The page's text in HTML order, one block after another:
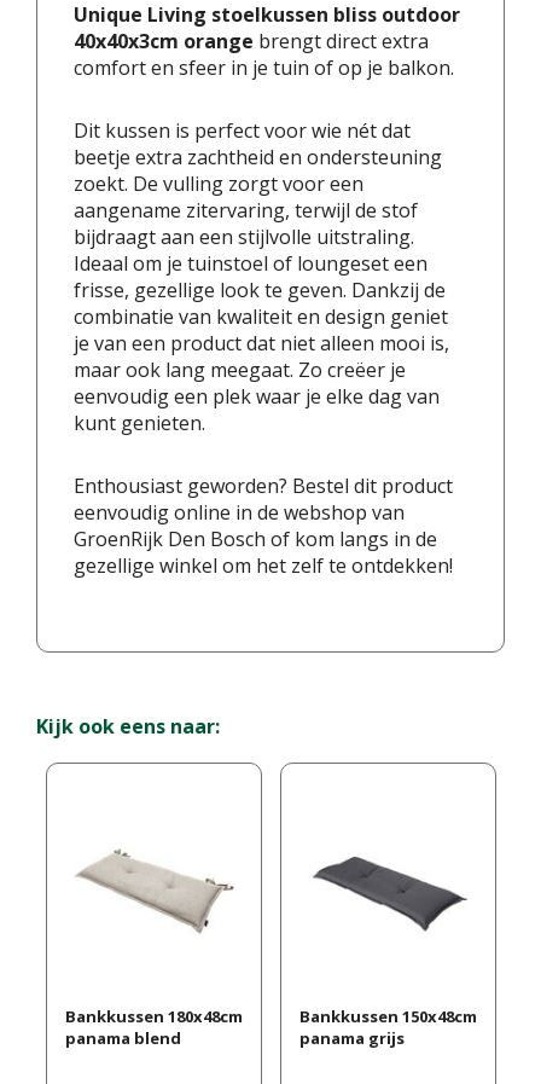
Unique Living stoelkussen bliss outdoor
40x40x3cm orange brengt direct extra
comfort en sfeer in je tuin of op je balkon.
Dit kussen is perfect voor wie nét dat
beetje extra zachtheid en ondersteuning
zoekt. De vulling zorgt voor een
aangename zitervaring, terwijl de stof
bijdraagt aan een stijlvolle uitstraling.
Ideaal om je tuinstoel of loungeset een
frisse, gezellige look te geven. Dankzij de
combinatie van kwaliteit en design geniet
je van een product dat niet alleen mooi is,
maar ook lang meegaat. Zo creëer je
eenvoudig een plek waar je elke dag van
kunt genieten.
Enthousiast geworden? Bestel dit product
eenvoudig online in de webshop van
GroenRijk Den Bosch of kom langs in de
gezellige winkel om het zelf te ontdekken!
Kijk ook eens naar:
Bankkussen 180x48cm
panama blend
Bankkussen 150x48cm
panama grijs